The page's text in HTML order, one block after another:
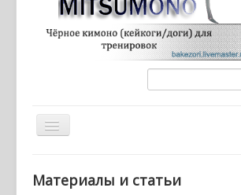
Вы здесь:
Кама (серп)
Материалы и статьи